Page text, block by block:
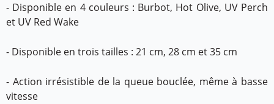
- Disponible en 4 couleurs : Burbot, Hot Olive, UV Perch
et UV Red Wake
- Disponible en trois tailles : 21 cm, 28 cm et 35 cm
- Action irrésistible de la queue bouclée, même à basse
vitesse